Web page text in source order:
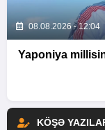
08.08.2026 - 12:04
Yaponiya
KÖŞƏ